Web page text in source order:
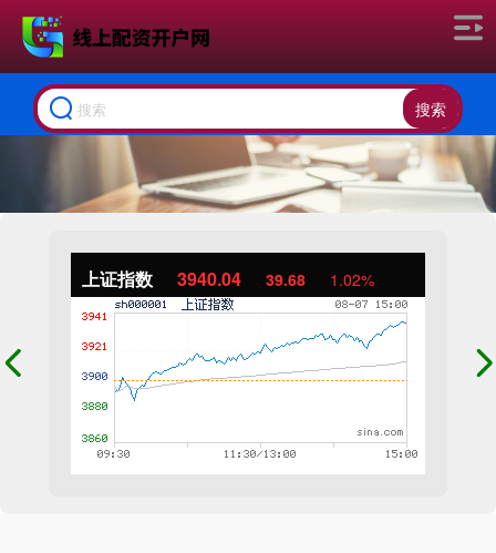
搜索
上证指数 3940.04 39.68 1.02%